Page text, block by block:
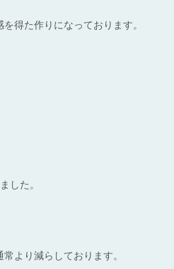
得た作りになっております。
した。
より減らしております。